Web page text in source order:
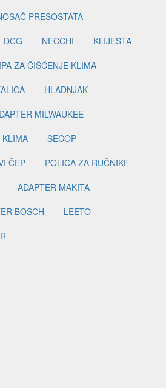
PRESOSTATA
DCG NECCHI
KLIJEŠTA
ZA ČIŠĆENJE KLIMA
HLADNJAK
MILWAUKEE
KLIMA
SECOP
ČEP
POLICA ZA RUČNIKE
ADAPTER MAKITA
BOSCH
LEETO